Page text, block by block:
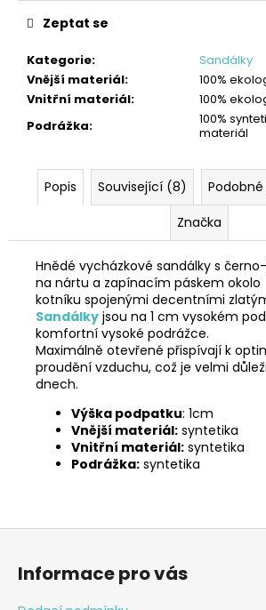
Kategorie:
Sandálky
Vnější materiál:
100%
Vnitřní materiál:
100%
Podrážka:
100%
materiál
Zeptat se
Popis Související (8)
Značka
Hnědé vycházkové sandálky s
na nártu a zapínacím páskem okolo
kotníku spojenými decentními
Sandálky jsou na 1 cm vysokém
komfortní vysoké podrážce.
Maximálně otevřené přispívají k
proudění vzduchu, což je velmi
dnech.
Výška podpatku: 1cm
Vnější materiál: syntetika
Vnitřní materiál: syntetika
Podrážka: syntetika
Z
Informace pro vás